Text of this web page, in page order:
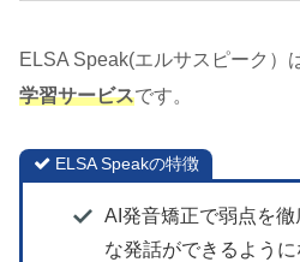
ELSA Speak(エルサスピーク）
学習サービスです。
ELSA Speakの特徴
AI発音矯正で弱点を
な発話ができるように